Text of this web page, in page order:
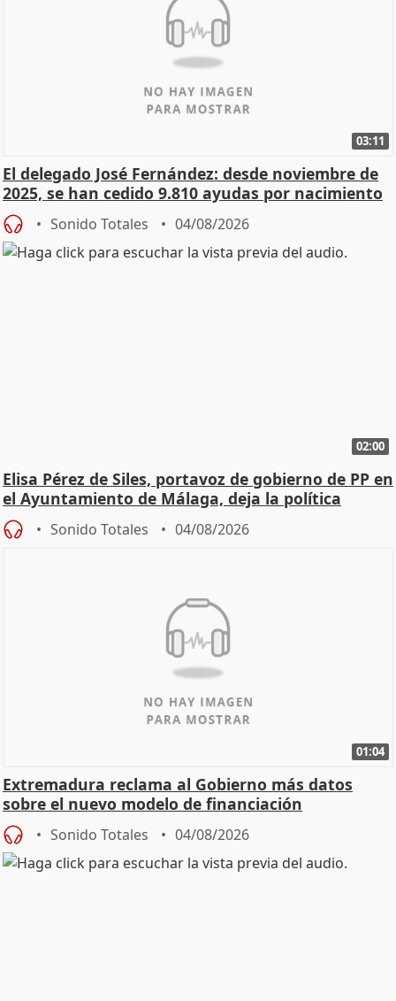
03:11
El delegado José Fernández: desde noviembre de
2025, se han cedido 9.810 ayudas por nacimiento
Sonido Totales 04/08/2026
02:00
Elisa Pérez de Siles, portavoz de gobierno de PP en
el Ayuntamiento de Málaga, deja la política
Sonido Totales 04/08/2026
01:04
Extremadura reclama al Gobierno más datos
sobre el nuevo modelo de financiación
Sonido Totales 04/08/2026